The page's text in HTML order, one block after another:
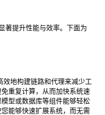
著提升性能与效率。下面为
地构建链路和代理来减少工
重复计算，从而加快系统速
型或数据库等组件能够轻松
能够快速扩展系统，而无需